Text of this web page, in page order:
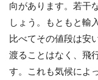
向があります。若干
しょう。もともと輸
比べてその値段は安
渡ることはなく、飛
す。これも気候によ